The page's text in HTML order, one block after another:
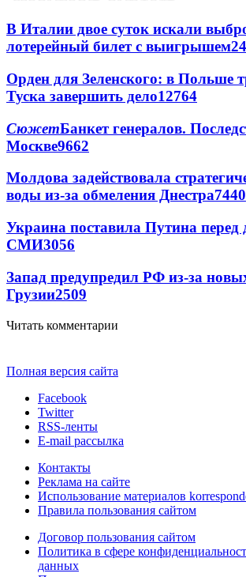
В Италии двое суток искали
лотерейный билет с выигрышем
Орден для Зеленского: в Польше
Туска завершить дело12764
СюжетБанкет генералов.
Москве9662
Молдова задействовала
воды из-за обмеления Днестра7440
Украина поставила Путина перед
СМИ3056
Запад предупредил РФ из-за
Грузии2509
Читать комментарии
Полная версия сайта
Facebook
Twitter
RSS-ленты
E-mail рассылка
Контакты
Реклама на сайте
Использование материалов
Правила пользования сайтом
Договор пользования сайтом
Политика в сфере
данных